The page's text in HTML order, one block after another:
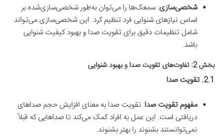
شخصی‌سازی: سمعک‌ها را می‌توان به‌طور شخصی‌سازی‌شده بر
اساس نیازهای شنوایی فرد تنظیم کرد. این شخصی‌سازی می‌تواند
شامل تنظیمات دقیق برای تقویت صدا و بهبود کیفیت شنوایی
باشد.
بخش 2: تفاوت‌های تقویت صدا و بهبود شنوایی
2.1. تقویت صدا
مفهوم تقویت صدا: تقویت صدا به معنای افزایش حجم صداهای
دریافتی است. این عمل به افراد کمک می‌کند تا صداهایی که قبلاً
نمی‌توانستند بشنوند را بهتر بشنوند.